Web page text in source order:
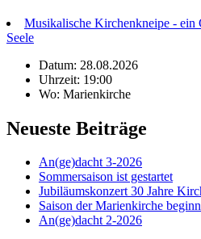
Musikalische Kirchenkneipe - ein
Seele
Datum: 28.08.2026
Uhrzeit: 19:00
Wo: Marienkirche
Neueste Beiträge
An(ge)dacht 3-2026
Sommersaison ist gestartet
Jubiläumskonzert 30 Jahre
Saison der Marienkirche
An(ge)dacht 2-2026